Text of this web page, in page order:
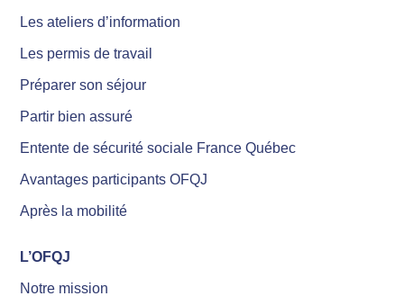
Les ateliers d’information
Les permis de travail
Préparer son séjour
Partir bien assuré
Entente de sécurité sociale France Québec
Avantages participants OFQJ
Après la mobilité
L’OFQJ
Notre mission